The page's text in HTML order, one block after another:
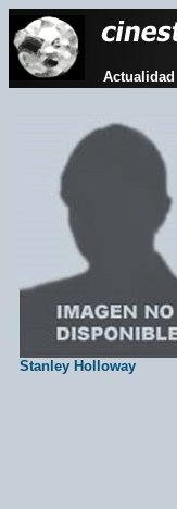
Actualidad
Stanley Holloway